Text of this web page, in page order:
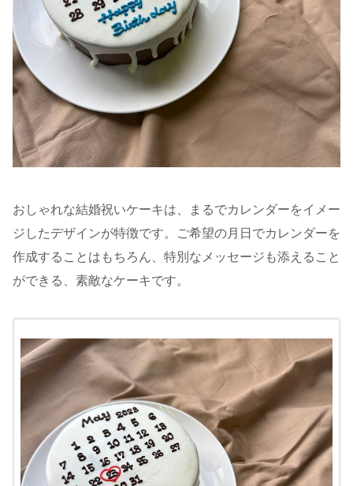
おしゃれな結婚祝いケーキは、まるでカレンダーをイメー
ジしたデザインが特徴です。ご希望の月日でカレンダーを
作成することはもちろん、特別なメッセージも添えること
ができる、素敵なケーキです。